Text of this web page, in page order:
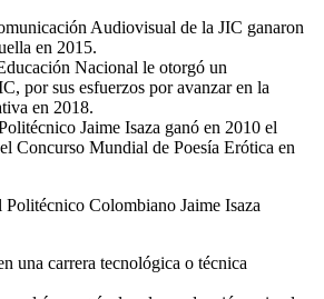
Audiovisual de la JIC ganaron
en 2015.
Nacional le otorgó un
por sus esfuerzos por avanzar en la
en 2018.
Jaime Isaza ganó en 2010 el
Concurso Mundial de Poesía Erótica en
Politécnico Colombiano Jaime Isaza
una carrera tecnológica o técnica